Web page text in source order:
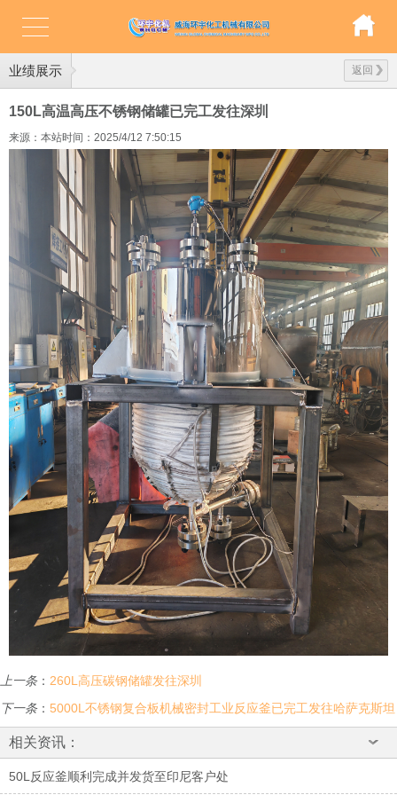
业绩展示 返回
150L高温高压不锈钢储罐已完工发往深圳
来源：本站时间：2025/4/12 7:50:15
上一条： 260L高压碳钢储罐发往深圳
下一条： 5000L不锈钢复合板机械密封工业反应釜已完工发往哈萨克斯坦
相关资讯：
50L反应釜顺利完成并发货至印尼客户处